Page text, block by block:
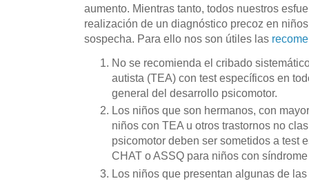
aumento. Mientras tanto, todos nuestros
realización de un diagnóstico precoz en
sospecha. Para ello nos son útiles las
No se recomienda el cribado
autista (TEA) con test específicos en
general del desarrollo psicomotor.
Los niños que son hermanos, con
niños con TEA u otros trastornos no
psicomotor deben ser sometidos a test
CHAT o ASSQ para niños con
Los niños que presentan algunas de